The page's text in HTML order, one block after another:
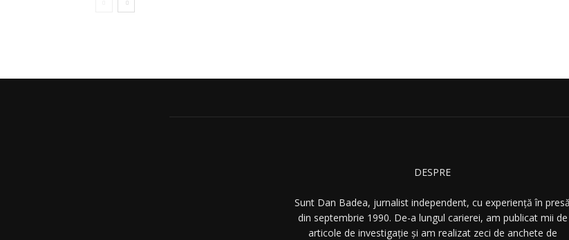
DESPRE
Sunt Dan Badea, jurnalist independent, cu experiență în presă
din septembrie 1990. De-a lungul carierei, am publicat mii de
articole de investigație și am realizat zeci de anchete de